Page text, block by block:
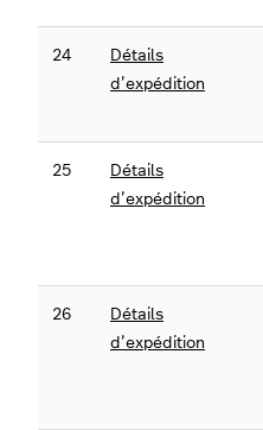
24
Détails
d’expédition
25
Détails
d’expédition
26
Détails
d’expédition